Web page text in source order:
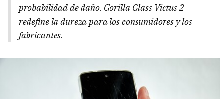
probabilidad de daño. Gorilla Glass Victus 2
redefine la dureza para los consumidores y los
fabricantes.